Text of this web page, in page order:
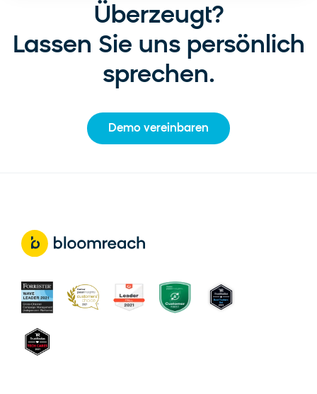
Überzeugt?
Lassen Sie uns persönlich
sprechen.
Demo vereinbaren